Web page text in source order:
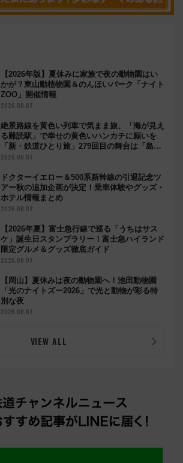
【2026年版】夏休みに家族で夜の動物園はい
かが？東山動植物園＆のんほいパーク「ナイト
ZOO」開催情報
2026.08.07
絶景路線を黄色い列車で気まま旅、「海が見え
る難読駅」で幸せの黄色いハンカチに願いを
「新・鉄道ひとり旅」279回目の舞台は「島原
鉄道」
2026.08.07
ドクターイエロー＆500系新幹線の引退記念ツ
アー秋の追加企画が決定！乗車体験やグッズ・
ホテル情報まとめ
2026.08.07
【2026年夏】富士急行線で巡る「うちはサス
ケ」誕生日スタンプラリー！富士急ハイランド
限定グルメ＆グッズ徹底ガイド
2026.08.07
【岡山】夏休みは夜の動物園へ！池田動物園
「光のナイトズー2026」で光と動物が彩る特
別な夜
2026.08.07
VIEW ALL